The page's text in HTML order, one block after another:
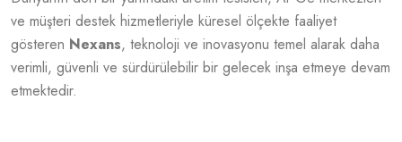
ve müşteri destek hizmetleriyle küresel ölçekte faaliyet
gösteren Nexans, teknoloji ve inovasyonu temel alarak daha
verimli, güvenli ve sürdürülebilir bir gelecek inşa etmeye devam
etmektedir.